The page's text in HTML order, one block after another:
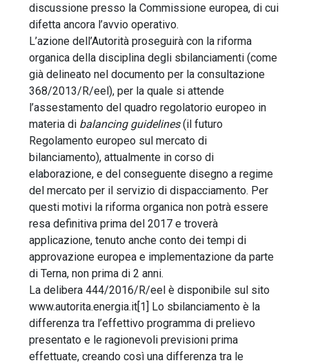
discussione presso la Commissione europea, di cui
difetta ancora l’avvio operativo.
L’azione dell’Autorità proseguirà con la riforma
organica della disciplina degli sbilanciamenti (come
già delineato nel documento per la consultazione
368/2013/R/eel), per la quale si attende
l’assestamento del quadro regolatorio europeo in
materia di balancing guidelines(il futuro
Regolamento europeo sul mercato di
bilanciamento), attualmente in corso di
elaborazione, e del conseguente disegno a regime
del mercato per il servizio di dispacciamento. Per
questi motivi la riforma organica non potrà essere
resa definitiva prima del 2017 e troverà
applicazione, tenuto anche conto dei tempi di
approvazione europea e implementazione da parte
di Terna, non prima di 2 anni.
La delibera 444/2016/R/eel è disponibile sul sito
www.autorita.energia.it[1] Lo sbilanciamento è la
differenza tra l’effettivo programma di prelievo
presentato e le ragionevoli previsioni prima
effettuate, creando così una differenza tra le